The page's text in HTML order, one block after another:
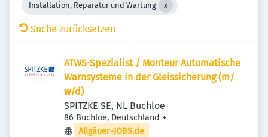
Installation, Reparatur und Wartung
Suche zurücksetzen
ATWS-Spezialist / Monteur Automatische
Warnsysteme in der Gleissicherung (m/​
w/​d)
SPITZKE SE, NL Buchloe
86 Buchloe, Deutschland +
Allgäuer-JOBS.de